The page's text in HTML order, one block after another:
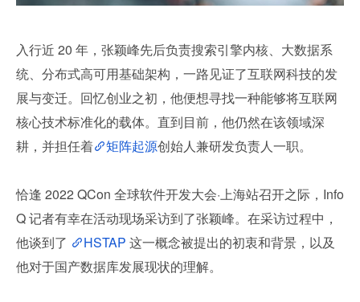
入行近 20 年，张颖峰先后负责搜索引擎内核、大数据系
统、分布式高可用基础架构，一路见证了互联网科技的发
展与变迁。回忆创业之初，他便想寻找一种能够将互联网
核心技术标准化的载体。直到目前，他仍然在该领域深
耕，并担任着
矩阵起源创始人兼研发负责人一职。
恰逢 2022 QCon 全球软件开发大会·上海站召开之际，Info
Q 记者有幸在活动现场采访到了张颖峰。在采访过程中，
他谈到了
HSTAP 这一概念被提出的初衷和背景，以及
他对于国产数据库发展现状的理解。